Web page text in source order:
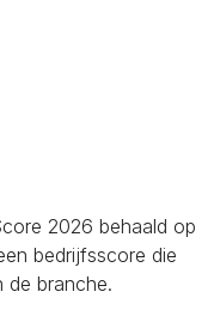
2026 behaald op
bedrijfsscore die
de branche.